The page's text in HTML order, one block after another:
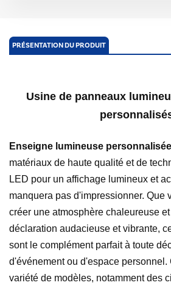
PRÉSENTATION DU PRODUIT
Usine de panneaux
Enseigne lumineuse personnalisée
matériaux de haute qualité et de
LED pour un affichage lumineux et
manquera pas d'impressionner. Que
créer une atmosphère chaleureuse
déclaration audacieuse et vibrante,
sont le complément parfait à toute
d'événement ou d'espace
variété de modèles, notamment des